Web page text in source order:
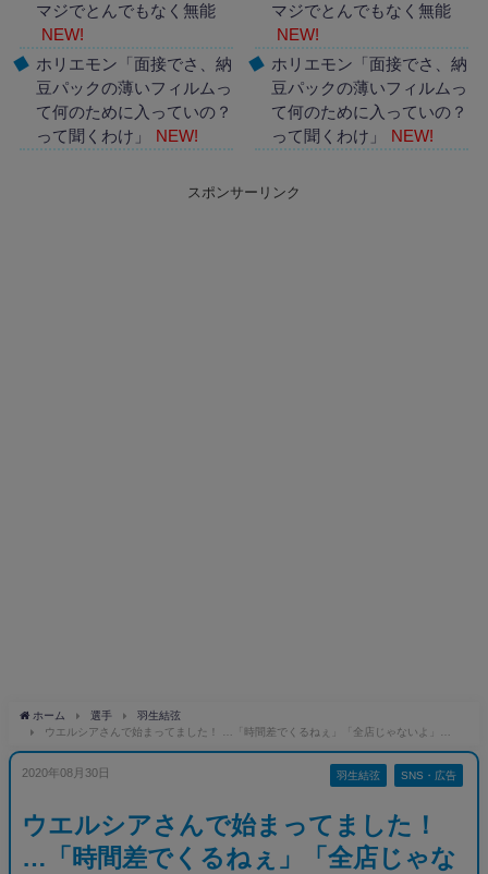
マジでとんでもなく無能
NEW!
ホリエモン「面接でさ、納
豆パックの薄いフィルムっ
て何のために入っていの？
って聞くわけ」
NEW!
マジでとんでもなく無能
NEW!
ホリエモン「面接でさ、納
豆パックの薄いフィルムっ
て何のために入っていの？
って聞くわけ」
NEW!
RSS
スポンサーリンク
ホーム 選手
羽生結弦
ウエルシアさんで始まってました！ …「時間差でくるねぇ」「全店じゃないよ」…
2020年08月30日 羽生結弦 SNS・広告
ウエルシアさんで始まってました！
…「時間差でくるねぇ」「全店じゃな